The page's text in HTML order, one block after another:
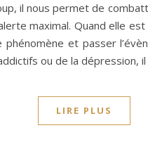
il nous permet de
maximal. Quand elle
et passer
ou de la dépression,
LIRE PLUS